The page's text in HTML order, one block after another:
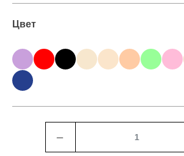
Цвет
﹣